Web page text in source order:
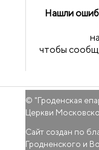
Нашли
чтобы
© "Гроденская
Церкви
Сайт создан по
Гродненского и